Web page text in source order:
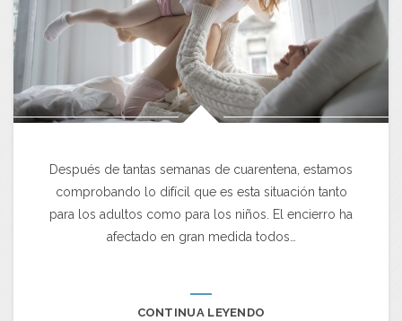
Después de tantas semanas de cuarentena, estamos
comprobando lo difícil que es esta situación tanto
para los adultos como para los niños. El encierro ha
afectado en gran medida todos…
CONTINUA LEYENDO